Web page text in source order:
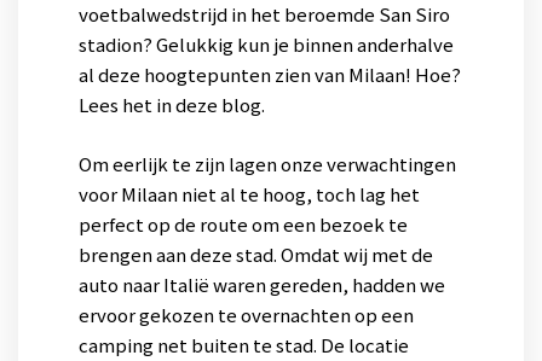
voetbalwedstrijd in het beroemde San Siro
stadion? Gelukkig kun je binnen anderhalve
al deze hoogtepunten zien van Milaan! Hoe?
Lees het in deze blog.
Om eerlijk te zijn lagen onze verwachtingen
voor Milaan niet al te hoog, toch lag het
perfect op de route om een bezoek te
brengen aan deze stad. Omdat wij met de
auto naar Italië waren gereden, hadden we
ervoor gekozen te overnachten op een
camping net buiten te stad. De locatie